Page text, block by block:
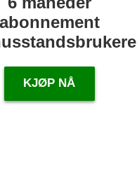
abonnement
KJØP NÅ